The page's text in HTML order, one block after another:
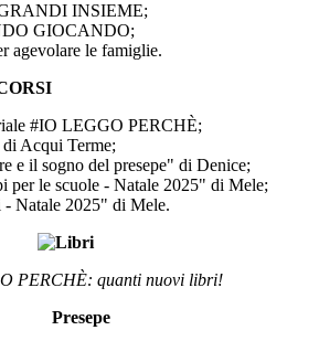
INSIEME;
GIOCANDO;
agevolare le famiglie.
#IO LEGGO PERCHÈ;
Acqui Terme;
e il sogno del presepe" di Denice;
per le scuole - Natale 2025" di Mele;
Natale 2025" di Mele.
PERCHÈ: quanti nuovi libri!